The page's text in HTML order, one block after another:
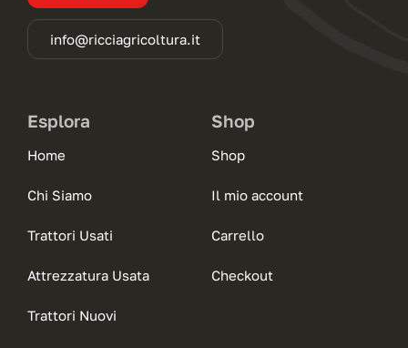
info@ricciagricoltura.it
Esplora
Home
Chi Siamo
Trattori Usati
Attrezzatura Usata
Trattori Nuovi
Shop
Shop
Il mio account
Carrello
Checkout